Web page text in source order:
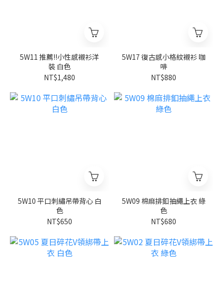
5W11 推薦!!小性感襯衫洋
裝 白色
NT$1,480
5W17 復古感小格紋襯衫 咖
啡
NT$880
5W10 平口刺繡吊帶背心 白
色
NT$650
5W09 棉麻排釦抽繩上衣 綠
色
NT$680